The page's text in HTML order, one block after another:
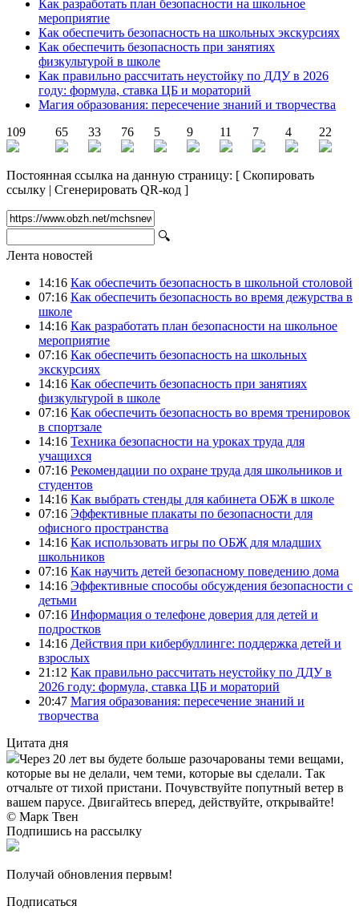
Как разработать план безопасности на школьное
мероприятие
Как обеспечить безопасность на школьных экскурсиях
Как обеспечить безопасность при занятиях
физкультурой в школе
Как правильно рассчитать неустойку по ДДУ в 2026
году: формула, ставка ЦБ и мораторий
Магия образования: пересечение знаний и творчества
109
65 33 76 5 9 11 7 4 22
Постоянная ссылка на данную страницу: [ Скопировать
ссылку | Сгенерировать QR-код ]
🔍
Лента новостей
14:16 Как обеспечить безопасность в школьной столовой
07:16 Как обеспечить безопасность во время дежурства в
школе
14:16 Как разработать план безопасности на школьное
мероприятие
07:16 Как обеспечить безопасность на школьных
экскурсиях
14:16 Как обеспечить безопасность при занятиях
физкультурой в школе
07:16 Как обеспечить безопасность во время тренировок
в спортзале
14:16 Техника безопасности на уроках труда для
учащихся
07:16 Рекомендации по охране труда для школьников и
студентов
14:16 Как выбрать стенды для кабинета ОБЖ в школе
07:16 Эффективные плакаты по безопасности для
офисного пространства
14:16 Как использовать игры по ОБЖ для младших
школьников
07:16 Как научить детей безопасному поведению дома
14:16 Эффективные способы обсуждения безопасности с
детьми
07:16 Информация о телефоне доверия для детей и
подростков
14:16 Действия при кибербуллинге: поддержка детей и
взрослых
21:12 Как правильно рассчитать неустойку по ДДУ в
2026 году: формула, ставка ЦБ и мораторий
20:47 Магия образования: пересечение знаний и
творчества
Цитата дня
Через 20 лет вы будете больше разочарованы теми вещами,
которые вы не делали, чем теми, которые вы сделали. Так
отчальте от тихой пристани. Почувствуйте попутный ветер в
вашем парусе. Двигайтесь вперед, действуйте, открывайте!
© Марк Твен
Подпишись на рассылку
Получай обновления первым!
Подписаться